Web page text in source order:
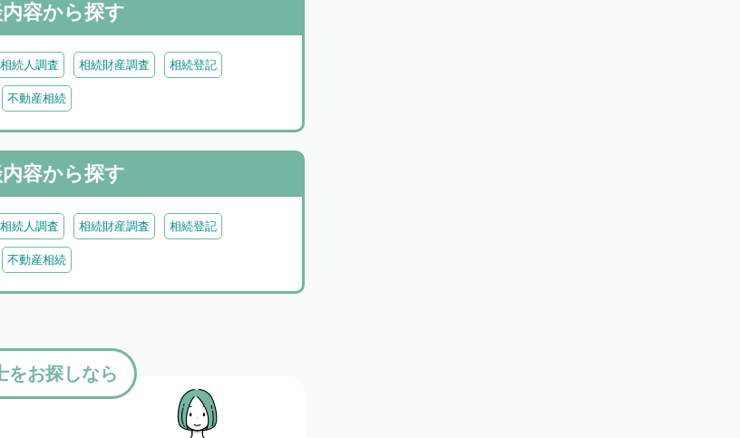
容から探す
相続人調査 相続財産調査 相続登記
不動産相続
容から探す
相続人調査 相続財産調査 相続登記
不動産相続
をお探しなら